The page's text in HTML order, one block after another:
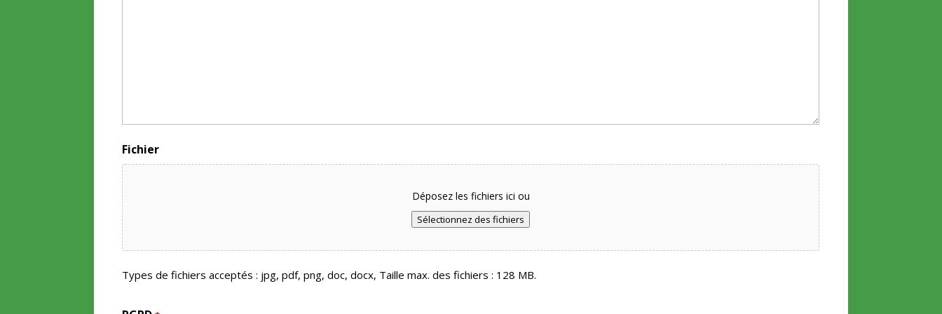
Fichier
Déposez les fichiers ici ou
Sélectionnez des fichiers
Types de fichiers acceptés : jpg, pdf, png, doc, docx, Taille max. des fichiers : 128 MB.